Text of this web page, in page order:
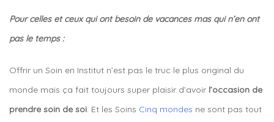
Pour celles et ceux qui ont besoin de vacances mas qui n’en ont
pas le temps :
Offrir un Soin en Institut n’est pas le truc le plus original du
monde mais ça fait toujours super plaisir d’avoir l’occasion de
prendre soin de soi. Et les Soins Cinq mondes ne sont pas tout